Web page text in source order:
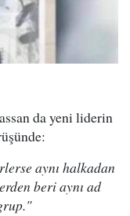
da yeni liderin
aynı halkadan
beri aynı ad